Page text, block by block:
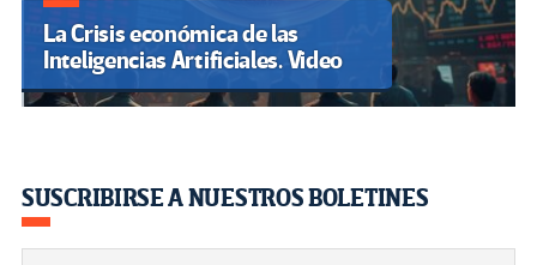
La Crisis económica de las
Inteligencias Artificiales. Video
SUSCRIBIRSE A NUESTROS BOLETINES